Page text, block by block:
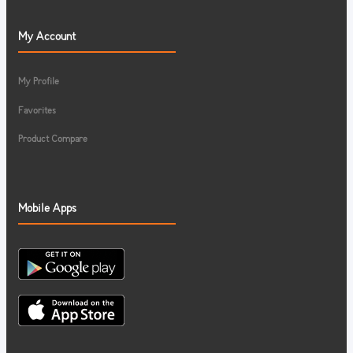
My Account
My Profile
Favorites
Product Compare
Mobile Apps